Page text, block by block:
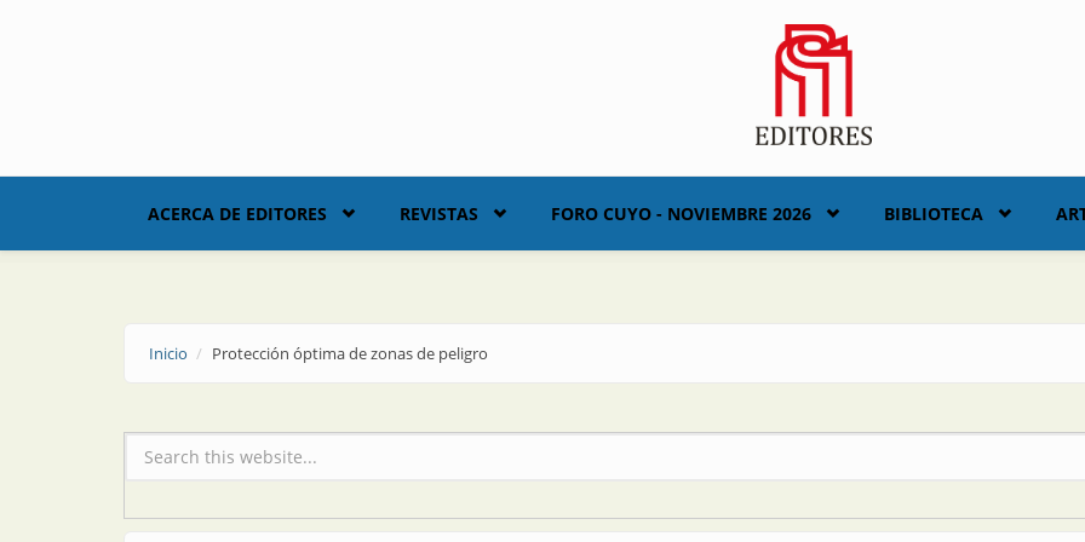
ACERCA DE EDITORES REVISTAS FORO CUYO - NOVIEMBRE 2026 BIBLIOTECA
Inicio Protección óptima de zonas de peligro
Formulario de búsqueda